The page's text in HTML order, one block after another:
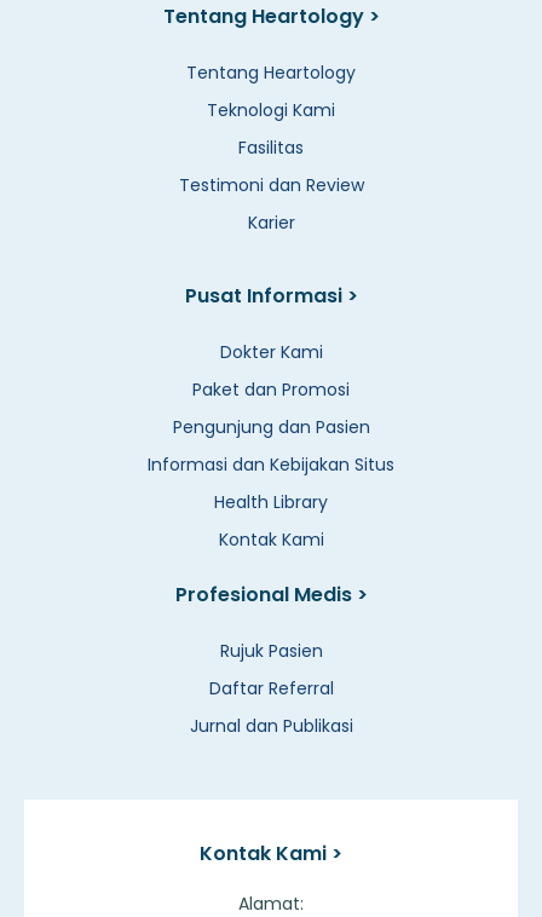
Tentang Heartology >
Tentang Heartology
Teknologi Kami
Fasilitas
Testimoni dan Review
Karier
Pusat Informasi >
Dokter Kami
Paket dan Promosi
Pengunjung dan Pasien
Informasi dan Kebijakan Situs
Health Library
Kontak Kami
Profesional Medis >
Rujuk Pasien
Daftar Referral
Jurnal dan Publikasi
Kontak Kami >
Alamat: